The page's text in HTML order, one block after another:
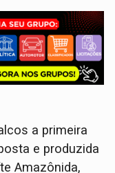
a primeira
e produzida
Amazônida,